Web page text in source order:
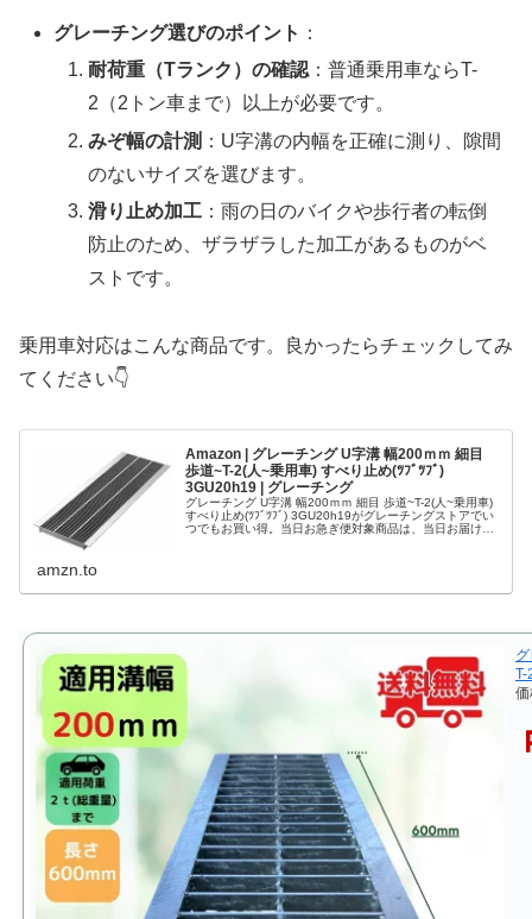
グレーチング選びのポイント ：
耐荷重（Tランク）の確認：普通乗用車ならT-
2（2トン車まで）以上が必要です。
みぞ幅の計測 ：U字溝の内幅を正確に測り、隙間
のないサイズを選びます。
滑り止め加工 ：雨の日のバイクや歩行者の転倒
防止のため、ザラザラした加工があるものがベ
ストです。
乗用車対応はこんな商品です。良かったらチェックしてみ
てください👇
Amazon | グレーチング U字溝 幅200ｍｍ 細目
歩道~T-2(人~乗用車) すべり止め(ﾂﾌﾞﾂﾌﾞ)
3GU20h19 | グレーチング
グレーチング U字溝 幅200ｍｍ 細目 歩道~T-2(人~乗用車)
すべり止め(ﾂﾌﾞﾂﾌﾞ) 3GU20h19がグレーチングストアでい
つでもお買い得。当日お急ぎ便対象商品は、当日お届け可
amzn.to
T-